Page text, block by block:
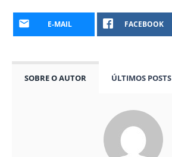
E-MAIL FACEBOOK
SOBRE O AUTOR ÚLTIMOS POSTS